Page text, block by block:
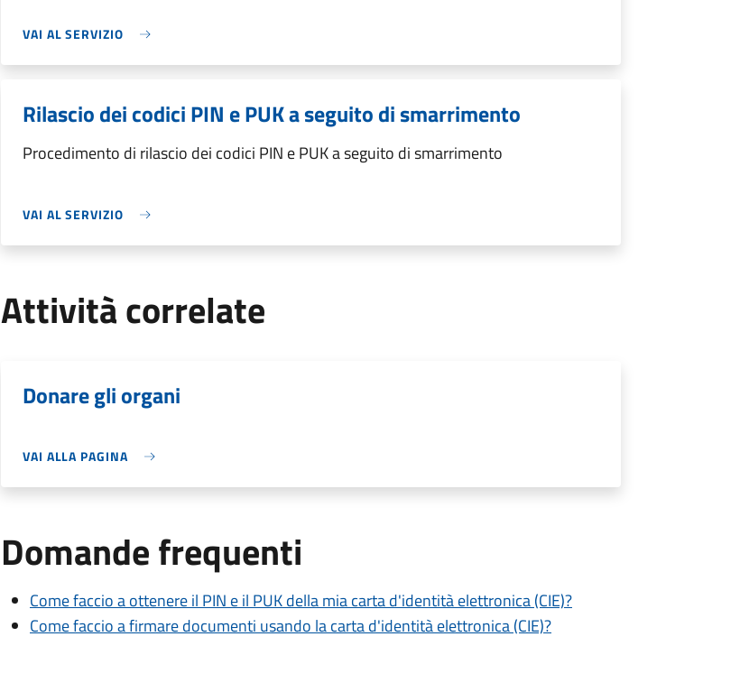
VAI AL SERVIZIO
Rilascio dei codici PIN e PUK a seguito di smarrimento
Procedimento di rilascio dei codici PIN e PUK a seguito di smarrimento
VAI AL SERVIZIO
Attività correlate
Donare gli organi
VAI ALLA PAGINA
Domande frequenti
Come faccio a ottenere il PIN e il PUK della mia carta d'identità elettronica (CIE)?
Come faccio a firmare documenti usando la carta d'identità elettronica (CIE)?